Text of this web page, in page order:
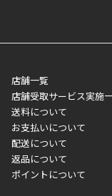
■商品によっては一部
す。
業日にてお引渡しと
メーカー直送品など
制限がかかる場合が
異なる場合がござい
い。
■店舗受取をご選択
ご注文が確認出来次
をさせていただきま
店舗一覧
店舗受取サービス実施
送料について
お支払いについて
配送について
返品について
ポイントについて